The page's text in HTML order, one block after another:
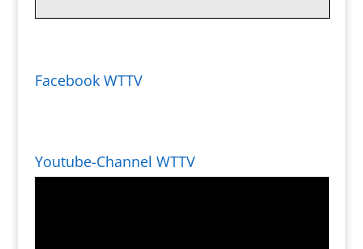
Facebook WTTV
Youtube-Channel WTTV